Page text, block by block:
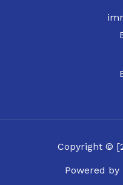
Copyright ©
Powered